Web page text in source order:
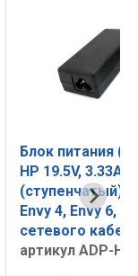
Блок питания
HP 19.5V, 3.33A,
(ступенчатый),
Envy 4, Envy 6,
сетевого
артикул ADP-